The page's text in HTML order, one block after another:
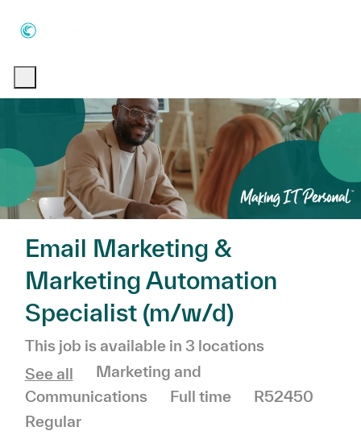
Email Marketing &
Marketing Automation
Specialist (m/w/d)
This job is available in 3 locations
See all
Category
Marketing and
Communications
Job Type
Full time
R52450
Regular